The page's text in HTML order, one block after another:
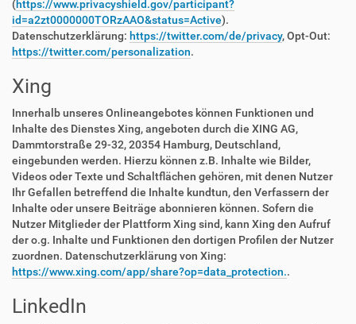
(https://www.privacyshield.gov/participant?
id=a2zt0000000TORzAAO&status=Active).
Datenschutzerklärung: https://twitter.com/de/privacy, Opt-Out:
https://twitter.com/personalization.
Xing
Innerhalb unseres Onlineangebotes können Funktionen und
Inhalte des Dienstes Xing, angeboten durch die XING AG,
Dammtorstraße 29-32, 20354 Hamburg, Deutschland,
eingebunden werden. Hierzu können z.B. Inhalte wie Bilder,
Videos oder Texte und Schaltflächen gehören, mit denen Nutzer
Ihr Gefallen betreffend die Inhalte kundtun, den Verfassern der
Inhalte oder unsere Beiträge abonnieren können. Sofern die
Nutzer Mitglieder der Plattform Xing sind, kann Xing den Aufruf
der o.g. Inhalte und Funktionen den dortigen Profilen der Nutzer
zuordnen. Datenschutzerklärung von Xing:
https://www.xing.com/app/share?op=data_protection..
LinkedIn